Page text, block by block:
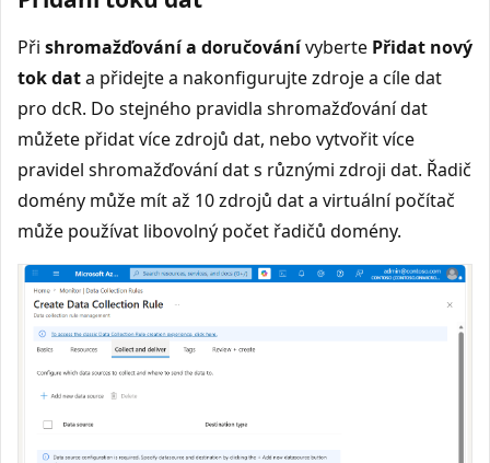
Při shromažďování a doručovánívyberte Přidat nový
tok data přidejte a nakonfigurujte zdroje a cíle dat
pro dcR. Do stejného pravidla shromažďování dat
můžete přidat více zdrojů dat, nebo vytvořit více
pravidel shromažďování dat s různými zdroji dat. Řadič
domény může mít až 10 zdrojů dat a virtuální počítač
může používat libovolný počet řadičů domény.